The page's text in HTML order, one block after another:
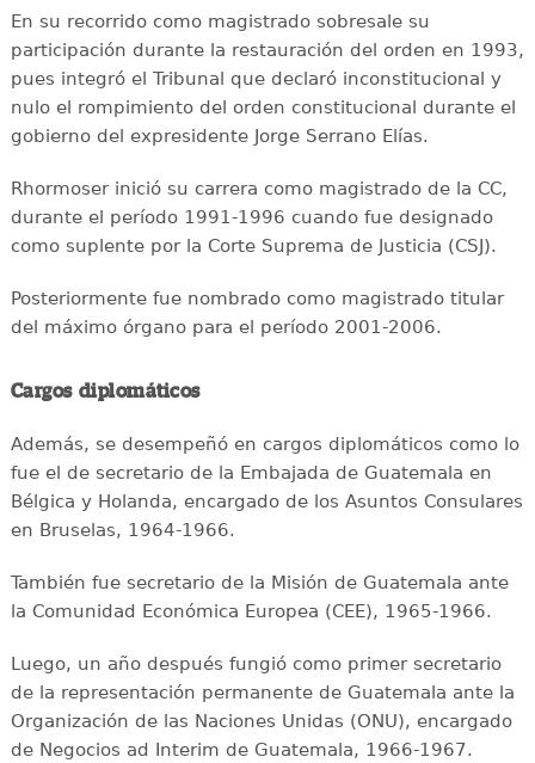
En su recorrido como magistrado sobresale su
participación durante la restauración del orden en 1993,
pues integró el Tribunal que declaró inconstitucional y
nulo el rompimiento del orden constitucional durante el
gobierno del expresidente Jorge Serrano Elías.
Rhormoser inició su carrera como magistrado de la CC,
durante el período 1991-1996 cuando fue designado
como suplente por la Corte Suprema de Justicia (CSJ).
Posteriormente fue nombrado como magistrado titular
del máximo órgano para el período 2001-2006.
Cargos diplomáticos
Además, se desempeñó en cargos diplomáticos como lo
fue el de secretario de la Embajada de Guatemala en
Bélgica y Holanda, encargado de los Asuntos Consulares
en Bruselas, 1964-1966.
También fue secretario de la Misión de Guatemala ante
la Comunidad Económica Europea (CEE), 1965-1966.
Luego, un año después fungió como primer secretario
de la representación permanente de Guatemala ante la
Organización de las Naciones Unidas (ONU), encargado
de Negocios ad Interim de Guatemala, 1966-1967.